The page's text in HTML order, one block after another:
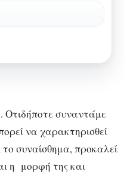
Οτιδήποτε συναντάμε
να χαρακτηρισθεί
το συναίσθημα, προκαλεί
η μορφή της και